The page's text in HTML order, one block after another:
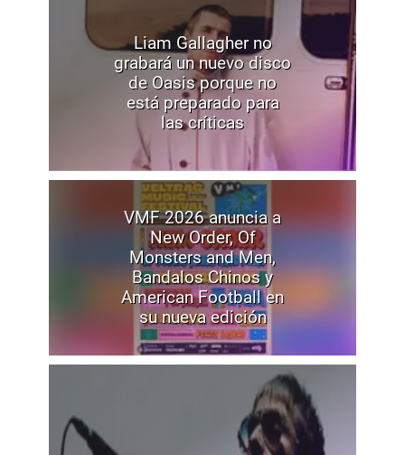
Liam Gallagher no
grabará un nuevo disco
de Oasis porque no
está preparado para
las críticas
VMF 2026 anuncia a
New Order, Of
Monsters and Men,
Bandalos Chinos y
American Football en
su nueva edición